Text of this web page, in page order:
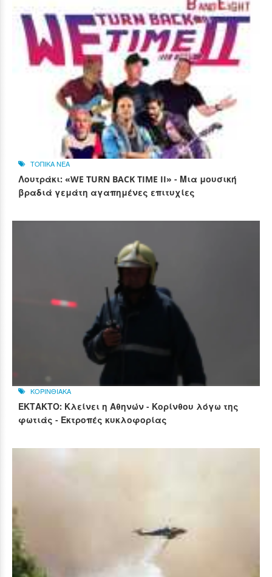
ΤΟΠΙΚΑ ΝΕΑ
Λουτράκι: «WE TURN BACK TIME II» - Μια μουσική
βραδιά γεμάτη αγαπημένες επιτυχίες
ΚΟΡΙΝΘΙΑΚΑ
ΕΚΤΑΚΤΟ: Κλείνει η Αθηνών - Κορίνθου λόγω της
φωτιάς - Εκτροπές κυκλοφορίας